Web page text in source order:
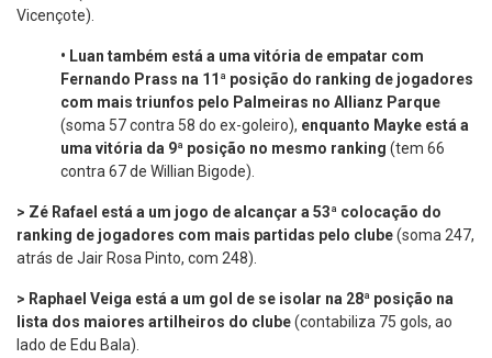
Vicençote).
• Luan também está a uma vitória de empatar com
Fernando Prass na 11ª posição do ranking de jogadores
com mais triunfos pelo Palmeiras no Allianz Parque
(soma 57 contra 58 do ex-goleiro), enquanto Mayke está a
uma vitória da 9ª posição no mesmo ranking (tem 66
contra 67 de Willian Bigode).
> Zé Rafael está a um jogo de alcançar a 53ª colocação do
ranking de jogadores com mais partidas pelo clube(soma 247,
atrás de Jair Rosa Pinto, com 248).
> Raphael Veiga está a um gol de se isolar na 28ª posição na
lista dos maiores artilheiros do clube(contabiliza 75 gols, ao
lado de Edu Bala).